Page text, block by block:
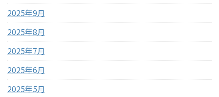
2025年9月
2025年8月
2025年7月
2025年6月
2025年5月